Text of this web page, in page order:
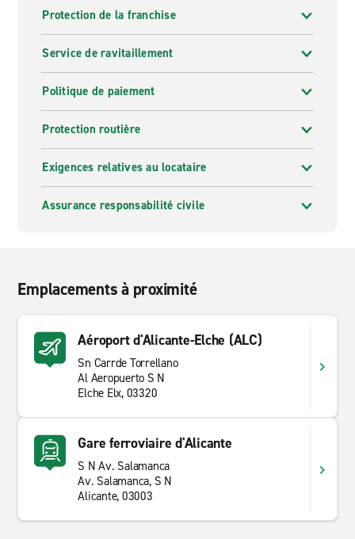
Protection de la franchise
Service de ravitaillement
Politique de paiement
Protection routière
Exigences relatives au locataire
Assurance responsabilité civile
Emplacements à proximité
Aéroport d'Alicante-Elche (ALC)
Sn Carrde Torrellano
Al Aeropuerto S N
Elche Elx, 03320
Gare ferroviaire d'Alicante
S N Av. Salamanca
Av. Salamanca, S N
Alicante, 03003